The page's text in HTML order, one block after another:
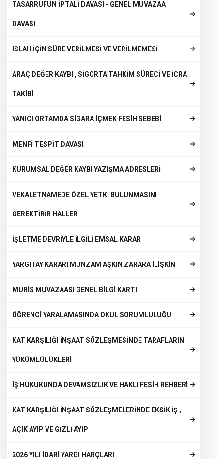
TASARRUFUN İPTALİ DAVASI - GENEL MUVAZAA
DAVASI
ISLAH İÇİN SÜRE VERİLMESİ VE VERİLMEMESİ
ARAÇ DEĞER KAYBI , SİGORTA TAHKİM SÜRECİ VE İCRA
TAKİBİ
YANICI ORTAMDA SİGARA İÇMEK FESİH SEBEBİ
MENFİ TESPİT DAVASI
KURUMSAL DEĞER KAYBI YAZIŞMA ADRESLERİ
VEKALETNAMEDE ÖZEL YETKİ BULUNMASINI
GEREKTİRİR HALLER
İŞLETME DEVRİYLE İLGİLİ EMSAL KARAR
YARGITAY KARARI MUNZAM AŞKIN ZARARA İLİŞKİN
MURİS MUVAZAASI GENEL BİLGİ KARTI
ÖĞRENCİ YARALAMASINDA OKUL SORUMLULUĞU
KAT KARŞILIĞI İNŞAAT SÖZLEŞMESİNDE TARAFLARIN
YÜKÜMLÜLÜKLERİ
İŞ HUKUKUNDA DEVAMSIZLIK VE HAKLI FESİH REHBERİ
KAT KARŞILIĞI İNŞAAT SÖZLEŞMELERİNDE EKSİK İŞ ,
AÇIK AYIP VE GİZLİ AYIP
2026 YILI İDARİ YARGI HARÇLARI